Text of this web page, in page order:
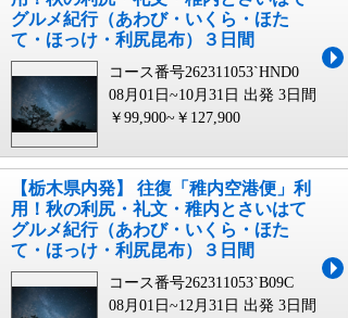
グルメ紀行（あわび・いくら・ほた
て・ほっけ・利尻昆布）３日間
コース番号262311053`HND0
08月01日~10月31日 出発 3日間
￥99,900~￥127,900
【栃木県内発】 往復「稚内空港便」利
用！秋の利尻・礼文・稚内とさいはて
グルメ紀行（あわび・いくら・ほた
て・ほっけ・利尻昆布）３日間
コース番号262311053`B09C
08月01日~12月31日 出発 3日間